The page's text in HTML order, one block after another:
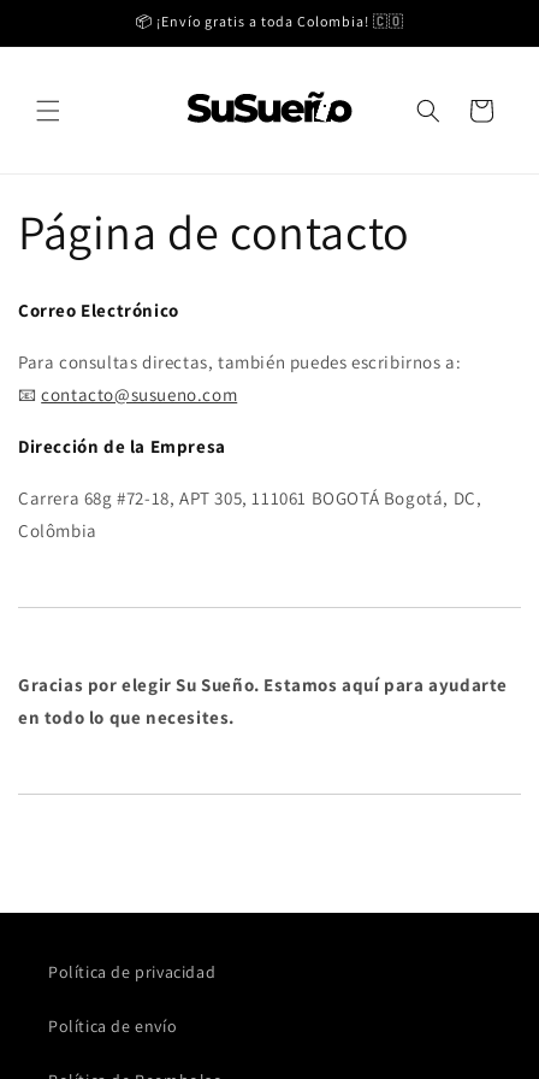
al contenido
📦 ¡Envío gratis a toda Colombia! 🇨🇴
Carrito
Página de contacto
Correo Electrónico
Para consultas directas, también puedes escribirnos a:
📧contacto@susueno.com
Dirección de la Empresa
Carrera 68g #72-18, APT 305, 111061 BOGOTÁ Bogotá, DC,
Colômbia
Gracias por elegir Su Sueño. Estamos aquí para ayudarte
en todo lo que necesites.
Política de privacidad
Política de envío